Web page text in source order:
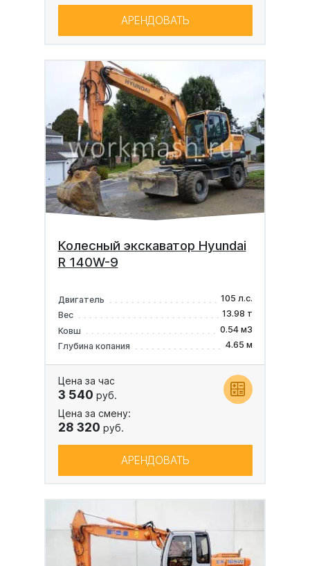
АРЕНДОВАТЬ
Колесный экскаватор Hyundai
R 140W-9
Двигатель
105 л.с.
Вес
13.98 т
Ковш
0.54 м3
Глубина копания
4.65 м
Цена за час
3 540 руб.
Цена за смену:
28 320 руб.
АРЕНДОВАТЬ